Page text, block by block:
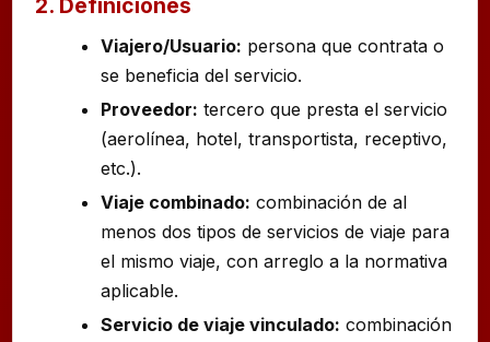
2. Definiciones
Viajero/Usuario: persona que contrata o
se beneficia del servicio.
Proveedor: tercero que presta el servicio
(aerolínea, hotel, transportista, receptivo,
etc.).
Viaje combinado: combinación de al
menos dos tipos de servicios de viaje para
el mismo viaje, con arreglo a la normativa
aplicable.
Servicio de viaje vinculado: combinación